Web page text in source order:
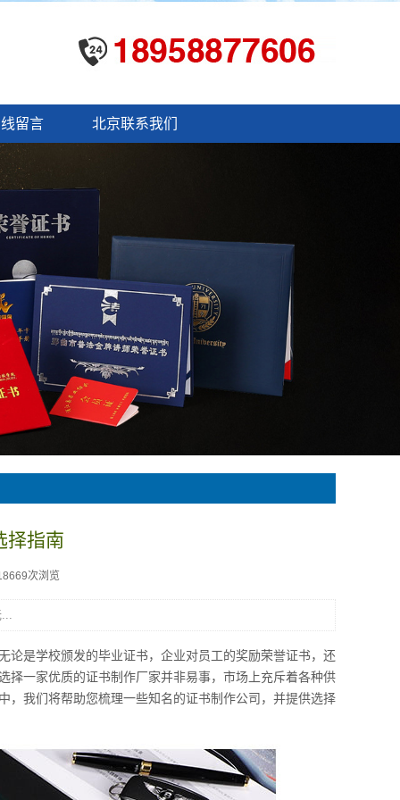
留言 北京联系我们
择指南
次浏览
论是学校颁发的毕业证书，企业对员工的奖励荣誉证书，还
择一家优质的证书制作厂家并非易事，市场上充斥着各种供
，我们将帮助您梳理一些知名的证书制作公司，并提供选择